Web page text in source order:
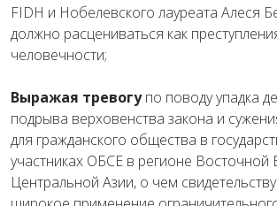
FIDH и Нобелевского лауреата Алеся
должно расцениваться как
человечности;
Выражая тревогупо поводуупадка
подрыва верховенства закона и
для гражданского общества в
участниках ОБСЕ в регионе Восточной
Центральной Азии, о чем